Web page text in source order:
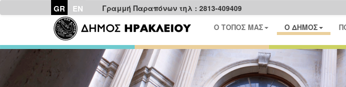
GR EN Γραμμή Παραπόνων τηλ : 2813-409409
Ο ΤΟΠΟΣ ΜΑΣ Ο ΔΗΜΟΣ